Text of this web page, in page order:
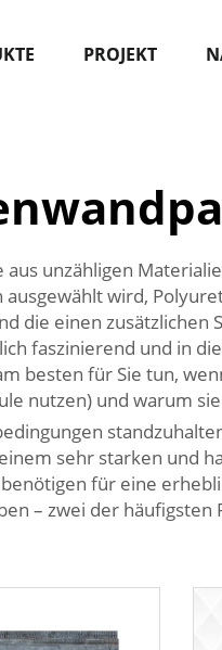
PROJEKT
unzähligen
wird,
die einen zusätzlichen
faszinierend und in
besten für Sie tun,
nutzen) und warum
sehr starken und
für eine
– zwei der